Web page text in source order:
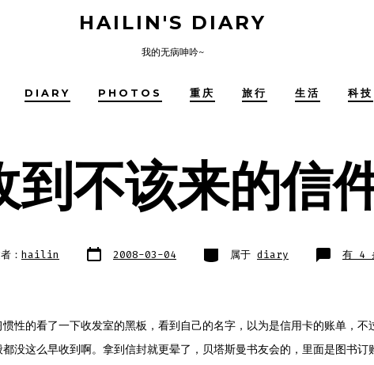
HAILIN'S DIARY
我的无病呻吟~
DIARY PHOTOS 重庆 旅行 生活 科技
到不该来的信
： hailin 文
章 2008-03-04 类
别 属于 diary 收
到
件
有 4
性的看了一下收发室的黑板，看到自己的名字，以为是信用卡的账单，不
没这么早收到啊。拿到信封就更晕了，贝塔斯曼书友会的，里面是图书订